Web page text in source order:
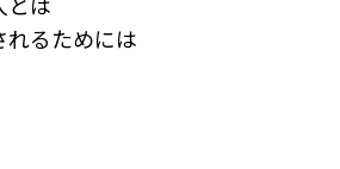
れるためには